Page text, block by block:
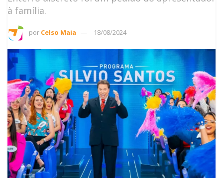
à família.
por Celso Maia 18/08/2024